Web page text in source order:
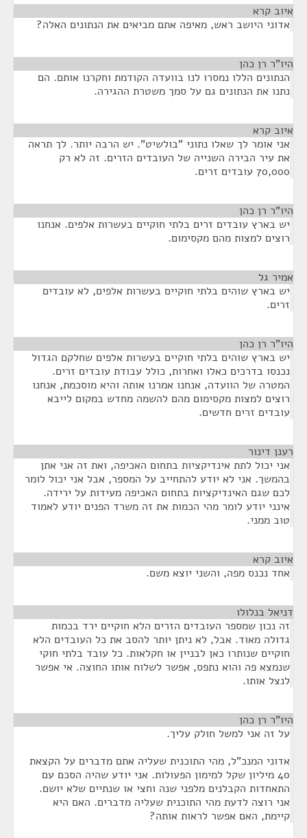
איוב קרא
אדוני היושב ראש, מאיפה אתם מביאים את הנתונים האלה?
היו"ר רן כהן
הנתונים הללו נמסרו לנו בוועדה הקודמת וחקרנו אותם. הם
נתנו את הנתונים גם על סמך משטרת ההגירה.
איוב קרא
אני אומר לך שאלו נתוני "בולשיט". יש הרבה יותר. לך תראה
את עיר הבירה השנייה של העובדים הזרים. זה לא רק
70,000 עובדים זרים.
היו"ר רן כהן
יש בארץ עובדים זרים בלתי חוקיים בעשרות אלפים. אנחנו
רוצים למצות מהם מקסימום.
אמיר גל
יש בארץ שוהים בלתי חוקיים בעשרות אלפים, לא עובדים
זרים.
היו"ר רן כהן
יש בארץ שוהים בלתי חוקיים בעשרות אלפים שחלקם הגדול
נכנסו בדרכים כאלו ואחרות, כולל עבודת עובדים זרים.
המטרה של הוועדה, אנחנו אמרנו אותה והיא מוסכמת, אנחנו
רוצים למצות מקסימום מהם להשמה מחדש במקום לייבא
עובדים זרים חדשים.
רענן דינור
אני יכול לתת אינדיקציות בתחום האכיפה, ואת זה אני אתן
בהמשך. אני לא יודע להתחייב על המספר, אבל אני יכול לומר
לכם שגם האינדיקציות בתחום האכיפה מעידות על ירידה.
אינני יודע לומר מהי הכמות את זה משרד הפנים יודע לאמוד
טוב ממני.
איוב קרא
אחד נכנס מפה, והשני יוצא משם.
דניאל בנלולו
זה נכון שמספר העובדים הזרים הלא חוקיים ירד בכמות
גדולה מאוד. אבל, לא ניתן יותר להסב את כל העובדים הלא
חוקיים שנותרו כאן לבניין או חקלאות. כל עובד בלתי חוקי
שנמצא פה והוא נתפס, אפשר לשלוח אותו החוצה. אי אפשר
לנצל אותו.
היו"ר רן כהן
על זה אני למשל חולק עליך.
אדוני המנכ"ל, מהי התוכנית שעליה אתם מדברים על הקצאת
40 מיליון שקל למימון הפעולות. אני יודע שהיה הסכם עם
התאחדות הקבלנים מלפני שנה וחצי או שנתיים שלא יושם.
אני רוצה לדעת מהי התוכנית שעליה מדברים. האם היא
קיימת, האם אפשר לראות אותה?